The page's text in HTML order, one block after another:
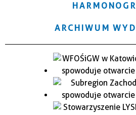
ARCHIWUM